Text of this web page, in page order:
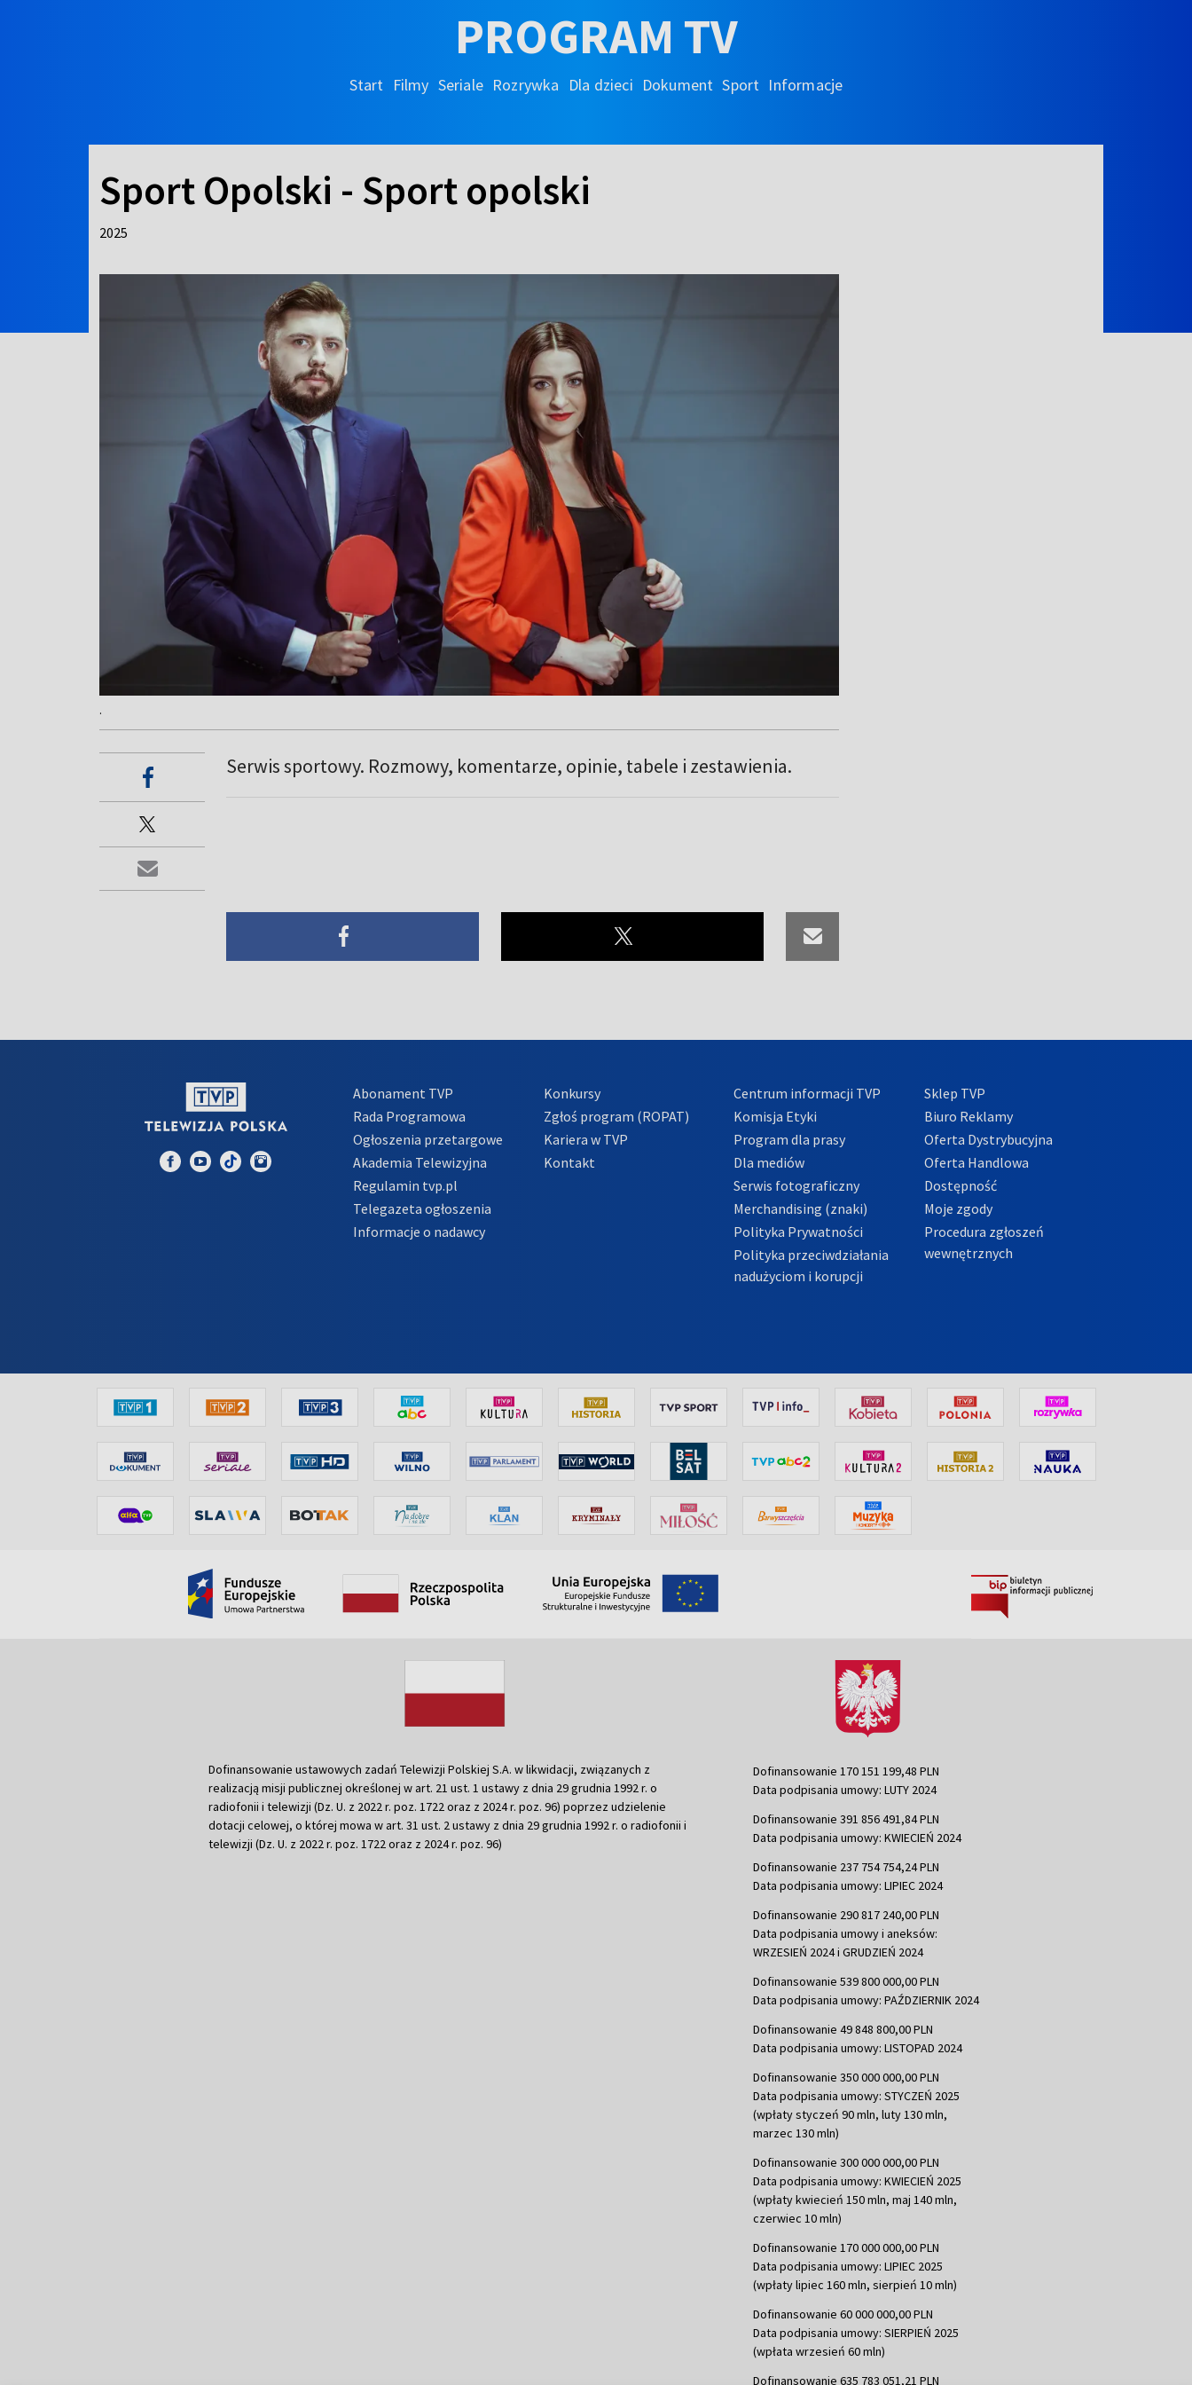
PROGRAM TV
Start Filmy Seriale Rozrywka Dla dzieci Dokument Sport Informacje
Sport Opolski - Sport opolski
2025
.
Serwis sportowy. Rozmowy, komentarze, opinie, tabele i zestawienia.
Abonament TVP
Rada Programowa
Ogłoszenia przetargowe
Akademia Telewizyjna
Regulamin tvp.pl
Telegazeta ogłoszenia
Informacje o nadawcy
Konkursy
Zgłoś program (ROPAT)
Kariera w TVP
Kontakt
Centrum informacji TVP
Komisja Etyki
Program dla prasy
Dla mediów
Serwis fotograficzny
Merchandising (znaki)
Polityka Prywatności
Polityka przeciwdziałania
nadużyciom i korupcji
Sklep TVP
Biuro Reklamy
Oferta Dystrybucyjna
Oferta Handlowa
Dostępność
Moje zgody
Procedura zgłoszeń
wewnętrznych
Dofinansowanie ustawowych zadań Telewizji Polskiej S.A. w likwidacji, związanych z
realizacją misji publicznej określonej w art. 21 ust. 1 ustawy z dnia 29 grudnia 1992 r. o
radiofonii i telewizji (Dz. U. z 2022 r. poz. 1722 oraz z 2024 r. poz. 96) poprzez udzielenie
dotacji celowej, o której mowa w art. 31 ust. 2 ustawy z dnia 29 grudnia 1992 r. o radiofonii i
telewizji (Dz. U. z 2022 r. poz. 1722 oraz z 2024 r. poz. 96)
Dofinansowanie 170 151 199,48 PLN
Data podpisania umowy: LUTY 2024
Dofinansowanie 391 856 491,84 PLN
Data podpisania umowy: KWIECIEŃ 2024
Dofinansowanie 237 754 754,24 PLN
Data podpisania umowy: LIPIEC 2024
Dofinansowanie 290 817 240,00 PLN
Data podpisania umowy i aneksów:
WRZESIEŃ 2024 i GRUDZIEŃ 2024
Dofinansowanie 539 800 000,00 PLN
Data podpisania umowy: PAŹDZIERNIK 2024
Dofinansowanie 49 848 800,00 PLN
Data podpisania umowy: LISTOPAD 2024
Dofinansowanie 350 000 000,00 PLN
Data podpisania umowy: STYCZEŃ 2025
(wpłaty styczeń 90 mln, luty 130 mln,
marzec 130 mln)
Dofinansowanie 300 000 000,00 PLN
Data podpisania umowy: KWIECIEŃ 2025
(wpłaty kwiecień 150 mln, maj 140 mln,
czerwiec 10 mln)
Dofinansowanie 170 000 000,00 PLN
Data podpisania umowy: LIPIEC 2025
(wpłaty lipiec 160 mln, sierpień 10 mln)
Dofinansowanie 60 000 000,00 PLN
Data podpisania umowy: SIERPIEŃ 2025
(wpłata wrzesień 60 mln)
Dofinansowanie 635 783 051,21 PLN